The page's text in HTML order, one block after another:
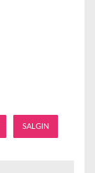
SALGIN